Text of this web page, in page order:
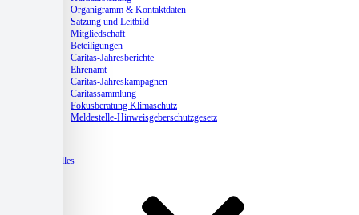
Organigramm & Kontaktdaten
Satzung und Leitbild
Mitgliedschaft
Beteiligungen
Caritas-Jahresberichte
Ehrenamt
Caritas-Jahreskampagnen
Caritassammlung
Fokusberatung Klimaschutz
Meldestelle-Hinweisgeberschutzgesetz
Aktuelles